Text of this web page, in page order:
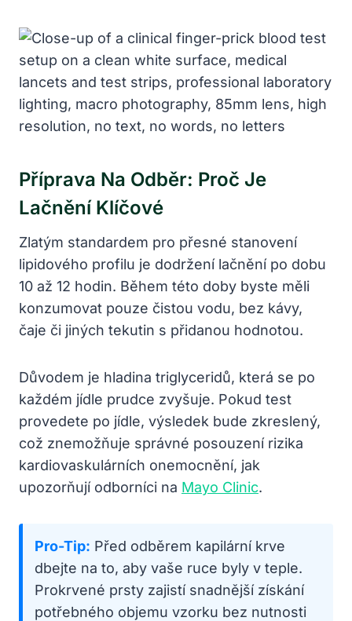
Příprava Na Odběr: Proč Je
Lačnění Klíčové
Zlatým standardem pro přesné stanovení
lipidového profilu je dodržení lačnění po dobu
10 až 12 hodin. Během této doby byste měli
konzumovat pouze čistou vodu, bez kávy,
čaje či jiných tekutin s přidanou hodnotou.
Důvodem je hladina triglyceridů, která se po
každém jídle prudce zvyšuje. Pokud test
provedete po jídle, výsledek bude zkreslený,
což znemožňuje správné posouzení rizika
kardiovaskulárních onemocnění, jak
upozorňují odborníci na Mayo Clinic.
Pro-Tip: Před odběrem kapilární krve
dbejte na to, aby vaše ruce byly v teple.
Prokrvené prsty zajistí snadnější získání
potřebného objemu vzorku bez nutnosti